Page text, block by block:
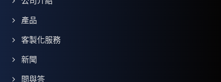
產品
客製化服務
新聞
問與答